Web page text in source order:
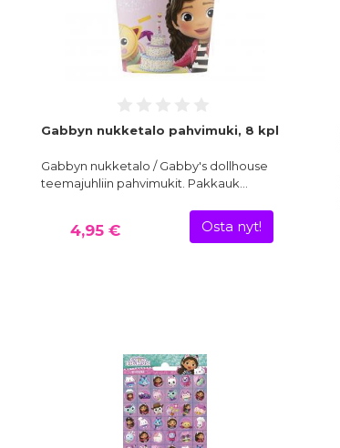
Gabbyn nukketalo pahvimuki, 8 kpl
Gabbyn nukketalo / Gabby's dollhouse
teemajuhliin pahvimukit. Pakkauk…
4,95 € Osta nyt!